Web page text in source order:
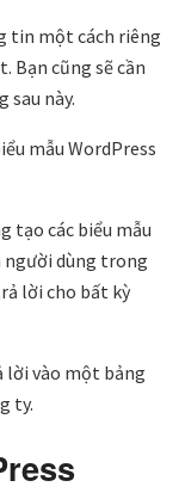
tin một cách riêng
Bạn cũng sẽ cần
sau này.
mẫu WordPress
tạo các biểu mẫu
người dùng trong
lời cho bất kỳ
lời vào một bảng
ty.